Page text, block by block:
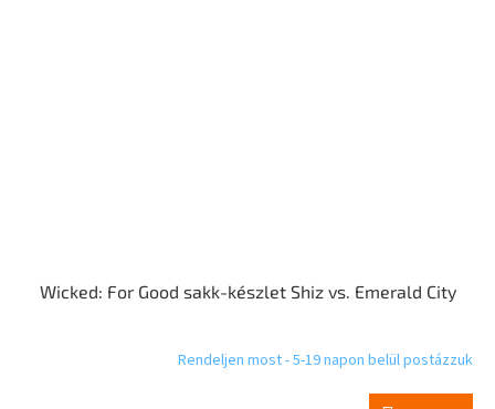
Wicked: For Good sakk-készlet Shiz vs. Emerald City
Rendeljen most - 5-19 napon belül postázzuk